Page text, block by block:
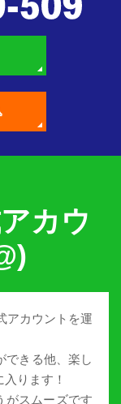
カウ
アカウントを運
できる他、楽し
ります！
がスムーズです